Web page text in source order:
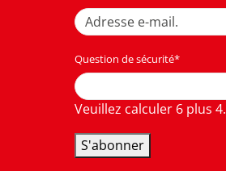
Question de sécurité*
Veuillez calculer 6 plus 4.
S'abonner